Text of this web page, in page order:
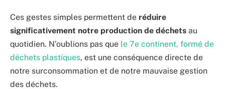
Ces gestes simples permettent de réduire
significativement notre production de déchets au
quotidien. N’oublions pas que le 7e continent, formé de
déchets plastiques, est une conséquence directe de
notre surconsommation et de notre mauvaise gestion
des déchets.